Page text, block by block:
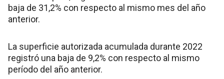
baja de 31,2% con respecto al mismo mes del año
anterior.
La superficie autorizada acumulada durante 2022
registró una baja de 9,2% con respecto al mismo
período del año anterior.